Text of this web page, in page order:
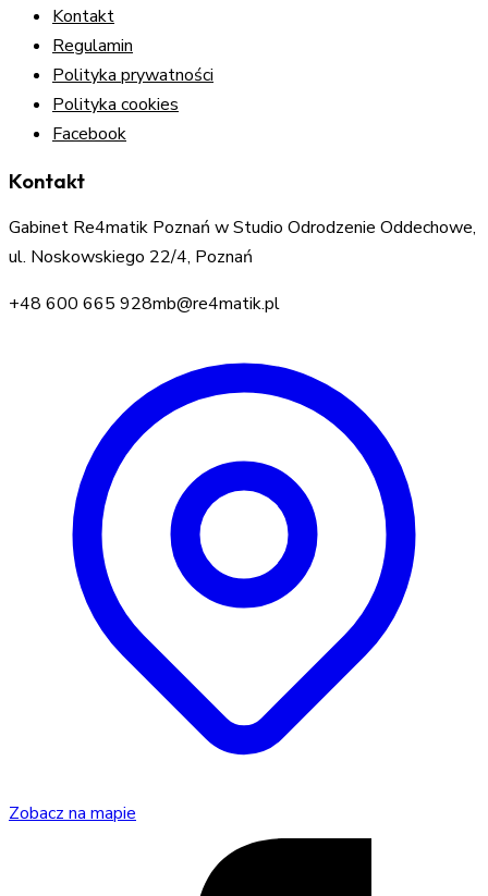
Kontakt
Regulamin
Polityka prywatności
Polityka cookies
Facebook
Kontakt
Gabinet Re4matik Poznań w Studio Odrodzenie Oddechowe,
ul. Noskowskiego 22/4, Poznań
+48 600 665 928mb@re4matik.pl
Zobacz na mapie